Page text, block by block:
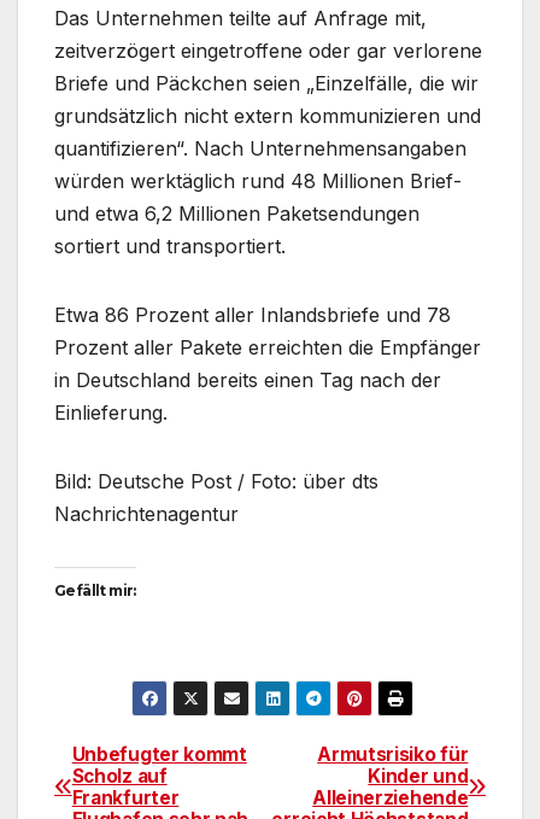
Das Unternehmen teilte auf Anfrage mit,
zeitverzögert eingetroffene oder gar verlorene
Briefe und Päckchen seien „Einzelfälle, die wir
grundsätzlich nicht extern kommunizieren und
quantifizieren“. Nach Unternehmensangaben
würden werktäglich rund 48 Millionen Brief-
und etwa 6,2 Millionen Paketsendungen
sortiert und transportiert.
Etwa 86 Prozent aller Inlandsbriefe und 78
Prozent aller Pakete erreichten die Empfänger
in Deutschland bereits einen Tag nach der
Einlieferung.
Bild: Deutsche Post / Foto: über dts
Nachrichtenagentur
Gefällt mir:
Beitragsnavigation
Armutsrisiko für
Kinder und
Alleinerziehende
Unbefugter kommt
Scholz auf
Frankfurter